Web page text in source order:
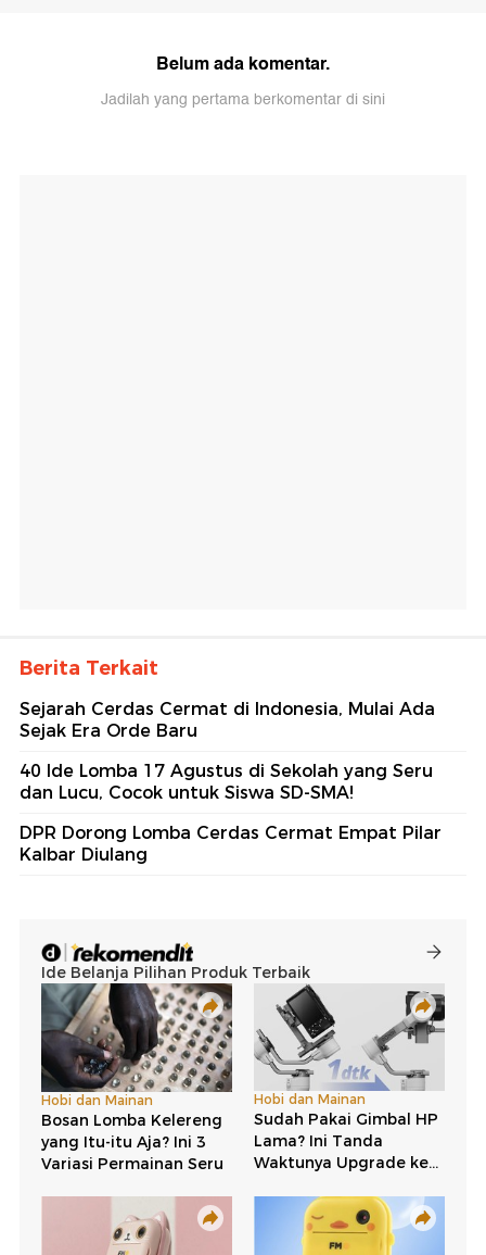
Belum ada komentar.
Jadilah yang pertama berkomentar di sini
Berita Terkait
Sejarah Cerdas Cermat di Indonesia, Mulai Ada
Sejak Era Orde Baru
40 Ide Lomba 17 Agustus di Sekolah yang Seru
dan Lucu, Cocok untuk Siswa SD-SMA!
DPR Dorong Lomba Cerdas Cermat Empat Pilar
Kalbar Diulang